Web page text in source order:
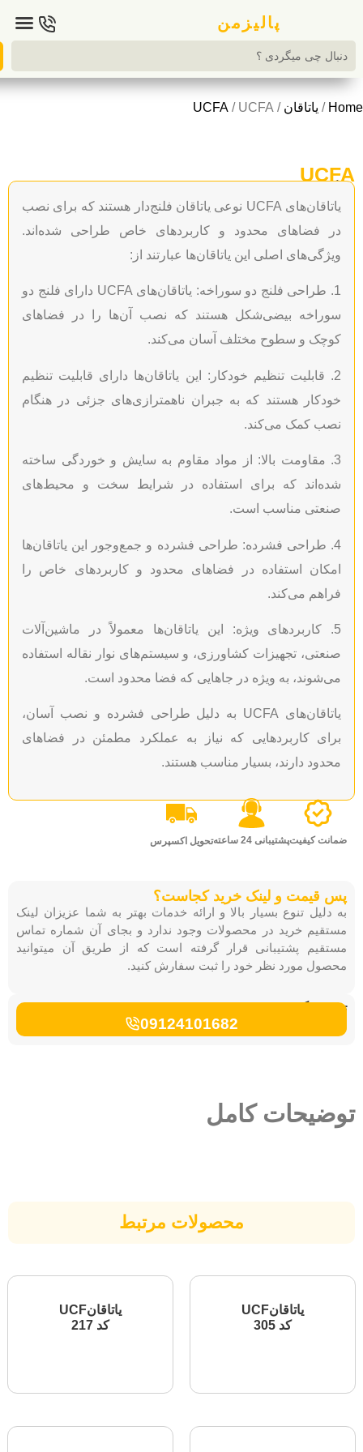
پالیزمن
یاتاقان /
UCFA/ UCFA
اصلی
یاتاقان‌های UCFA نوعی یاتاقان فلنج‌دار هستند که برای نصب
محدود و کاربردهای خاص طراحی شده‌اند.
اصلی این یاتاقان‌ها عبارتند از:
1. طراحی فلنج دو سوراخه: یاتاقان‌های UCFA دارای فلنج دو
بیضی‌شکل هستند که نصب آن‌ها را در فضاهای
و سطوح مختلف آسان می‌کند.
تنظیم خودکار: این یاتاقان‌ها دارای قابلیت تنظیم
هستند که به جبران ناهمترازی‌های جزئی در هنگام
کمک می‌کند.
بالا: از مواد مقاوم به سایش و خوردگی ساخته
که برای استفاده در شرایط سخت و محیط‌های
مناسب است.
فشرده: طراحی فشرده و جمع‌وجور این یاتاقان‌ها
استفاده در فضاهای محدود و کاربردهای خاص را
می‌کند.
ویژه: این یاتاقان‌ها معمولاً در ماشین‌آلات
تجهیزات کشاورزی، و سیستم‌های نوار نقاله استفاده
به ویژه در جاهایی که فضا محدود است.
یاتاقان‌های UCFA به دلیل طراحی فشرده و نصب آسان،
کاربردهایی که نیاز به عملکرد مطمئن در فضاهای
دارند، بسیار مناسب هستند.
کیفیتپشتیبانی 24 ساعته تحویل اکسپرس
و لینک خرید کجاست؟
تنوع بسیار بالا و ارائه خدمات بهتر به شما عزیزان لینک
خرید در محصولات وجود ندارد و بجای آن شماره تماس
پشتیبانی قرار گرفته است که از طریق آن میتوانید
مورد نظر خود را ثبت سفارش کنید.
09124101682
کامل
محصولات مرتبط